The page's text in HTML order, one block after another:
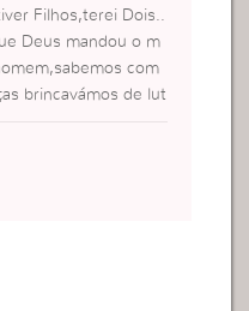
Filhos,terei Dois..
Deus mandou o m
com
brincavámos de lut
quando cr
nossa união é Graç
meu irmão para me